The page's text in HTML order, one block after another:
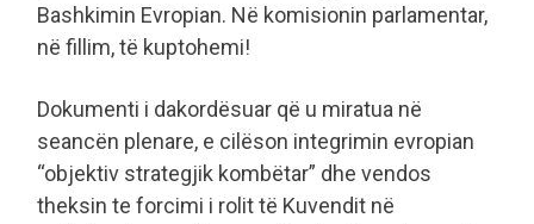
Bashkimin Evropian. Në komisionin parlamentar,
në fillim, të kuptohemi!
Dokumenti i dakordësuar që u miratua në
seancën plenare, e cilëson integrimin evropian
“objektiv strategjik kombëtar” dhe vendos
theksin te forcimi i rolit të Kuvendit në